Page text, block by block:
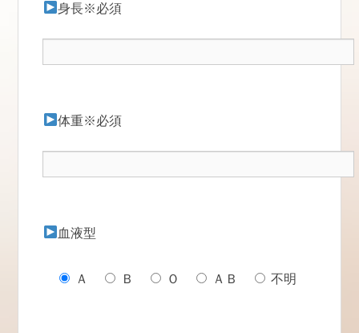
身長※必須
体重※必須
血液型
Ａ Ｂ Ｏ ＡＢ 不明